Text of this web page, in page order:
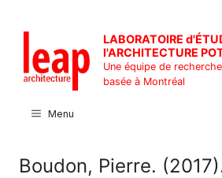
contenu
LABORATOIRE
l'ARCHITECTURE
Une équipe de
basée à Montréal
Menu
Boudon, Pierre.